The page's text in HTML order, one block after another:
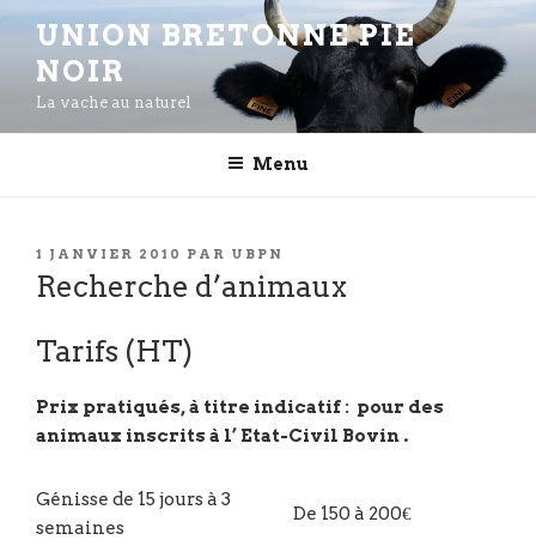
Aller
contenu
principal
UNION BRETONNE PIE
NOIR
La vache au naturel
Menu
PUBLIÉ
LE
1 JANVIER 2010 PAR UBPN
Recherche d’animaux
Tarifs (HT)
Prix pratiqués, à titre indicatif : pour des
animaux inscrits à l’ Etat-Civil Bovin .
Génisse de 15 jours à 3
semaines
De 150 à 200€